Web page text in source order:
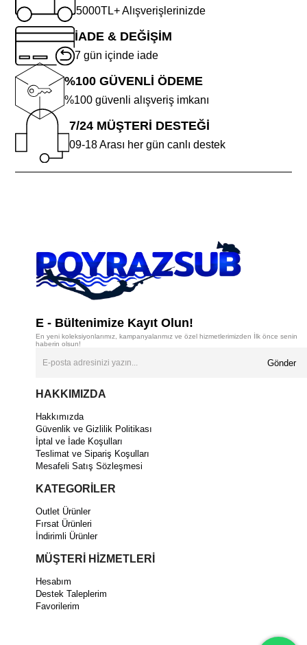
5000TL+ Alışverişlerinizde
İADE & DEĞİŞİM
7 gün içinde iade
%100 GÜVENLİ ÖDEME
%100 güvenli alışveriş imkanı
7/24 MÜŞTERİ DESTEĞİ
09-18 Arası her gün canlı destek
E - Bültenimize Kayıt Olun!
En yeni koleksiyonlarımız, kampanyalarımız ve özel hizmetlerimizden İlk önce senin
haberin olsun!
Gönder
HAKKIMIZDA
Hakkımızda
Güvenlik ve Gizlilik Politikası
İptal ve İade Koşulları
Teslimat ve Sipariş Koşulları
Mesafeli Satış Sözleşmesi
KATEGORİLER
Outlet Ürünler
Fırsat Ürünleri
İndirimli Ürünler
MÜŞTERİ HİZMETLERİ
Hesabım
Destek Taleplerim
Favorilerim